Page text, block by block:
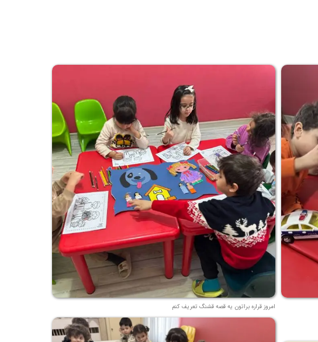
امروز قراره براتون یه قصه قشنگ تعریف کنم